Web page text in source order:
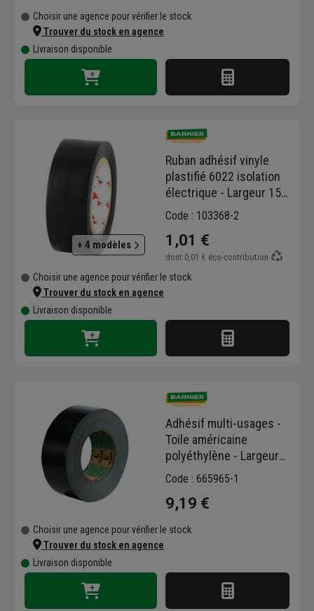
adhésifs de qualité pour toutes sortes
d'applications.
Choisir une agence pour vérifier le stock
Trouver du stock en agence
Livraison disponible
+ 4 modèles
Ruban adhésif vinyle
plastifié 6022 isolation
électrique - Largeur 15
mm - 10 mètres - Noir
Code : 103368-2
1,01 €
dont 0,01 € éco-contribution
Choisir une agence pour vérifier le stock
Trouver du stock en agence
Livraison disponible
Adhésif multi-usages -
Toile américaine
polyéthylène - Largeur
50 mm - Rouleau de 25 m
- Noir
Code : 665965-1
9,19 €
Choisir une agence pour vérifier le stock
Trouver du stock en agence
Livraison disponible